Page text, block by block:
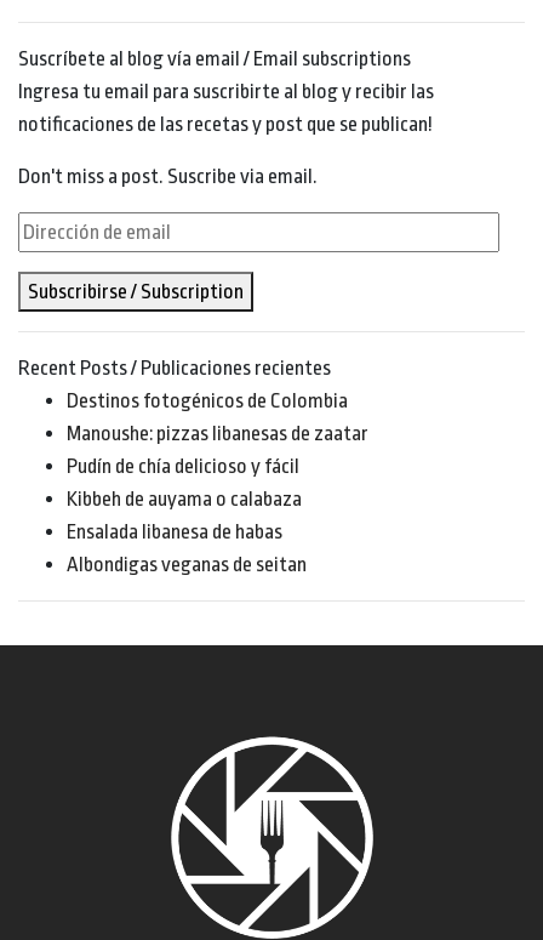
Suscríbete al blog vía email / Email subscriptions
Ingresa tu email para suscribirte al blog y recibir las
notificaciones de las recetas y post que se publican!
Don't miss a post. Suscribe via email.
Dirección
email
Subscribirse / Subscription
Recent Posts / Publicaciones recientes
Destinos fotogénicos de Colombia
Manoushe: pizzas libanesas de zaatar
Pudín de chía delicioso y fácil
Kibbeh de auyama o calabaza
Ensalada libanesa de habas
Albondigas veganas de seitan